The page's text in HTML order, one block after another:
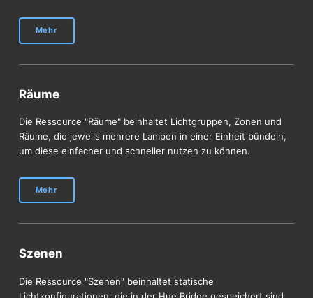
Mehr
Räume
Die Ressource "Räume" beinhaltet Lichtgruppen, Zonen und
Räume, die jeweils mehrere Lampen in einer Einheit bündeln,
um diese einfacher und schneller nutzen zu können.
Mehr
Szenen
Die Ressource "Szenen" beinhaltet statische